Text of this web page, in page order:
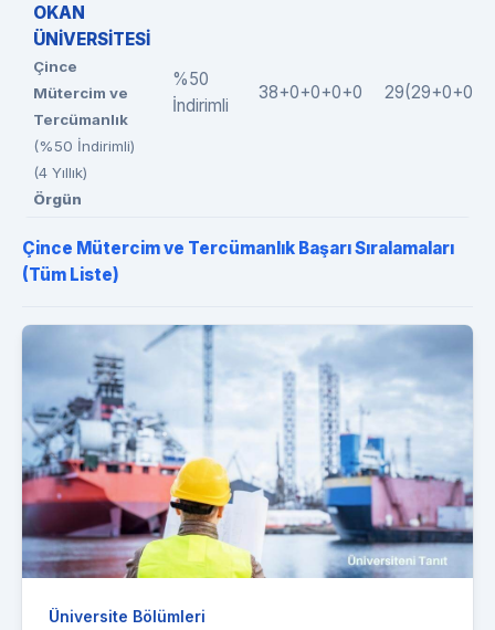
OKAN
ÜNİVERSİTESİ
Çince
Mütercim ve
Tercümanlık
(%50 İndirimli)
(4 Yıllık)
Örgün
%50
İndirimli
38+0+0+0+0
Çince Mütercim ve Tercümanlık Başarı Sıralamaları
(Tüm Liste)
Üniversite Bölümleri